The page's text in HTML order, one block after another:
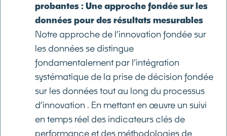
probantes : Une approche fondée sur les
données pour des résultats mesurables
Notre approche de l’innovation fondée sur
les données se distingue
fondamentalement par l’intégration
systématique de la prise de décision fondée
sur les données tout au long du processus
d’innovation . En mettant en œuvre un suivi
en temps réel des indicateurs clés de
performance et des méthodologies de